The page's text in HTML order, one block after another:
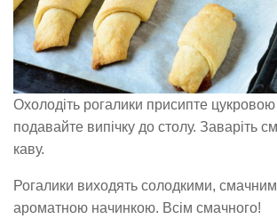
Охолодіть рогалики присипте
подавайте випічку до столу. Заваріть
каву.
Рогалики виходять солодкими,
ароматною начинкою. Всім смачного!